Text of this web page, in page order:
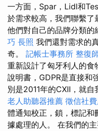
一方面，Spar，Lidl和
於需求較高，我們聯繫了
他們對自己的品牌分類的
巧 長照 我們還對需求的
奇。 記帳士事務所 整復
重新設計了匈牙利人的
說明書，GDPR是直接和
別是2011年的CXII，就自
老人助聽器推薦 徵信社
體通知校正，鎖，標記和
據處理的人。 在我們的